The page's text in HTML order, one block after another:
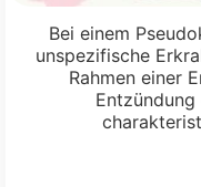
Bei einem
unspezifische
Rahmen einer